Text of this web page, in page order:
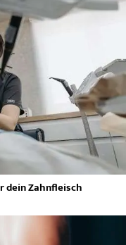
dein Zahnfleisch